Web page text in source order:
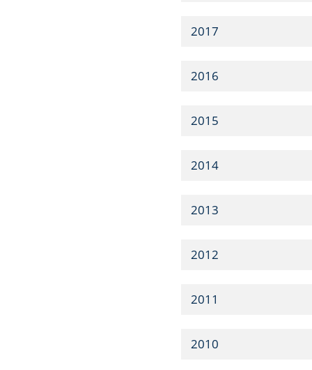
2017
2016
2015
2014
2013
2012
2011
2010